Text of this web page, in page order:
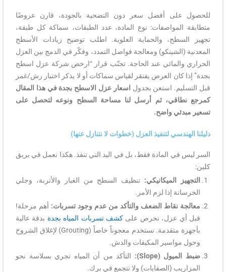
للحصول على أفضل سعر دون التضحية بالجودة، قارن عروضًا
متطابقة المواصفات: نوع المادة، عدد الطبقات، سماكة كل طبقة،
تجهيز السطح، والحماية العلوية. اطلب توضيح زيادات الأسطح
المعدنية (الشينكو) ومعالجة فواصل التمدد، وفكّر في الدمج بين العزل
الحراري والمائي عند الحاجة. تجنّب قرار “ارخص شركة عزل اسطح
بجدة” إذا كان العرض يفتقر لقياس سماكات أو لا يذكر اختبار رش/غمر
قبل التسليم. استعن بجدول
اسعار عزل الاسطح بجدة في هذا المقال
كمرجع نطاقي، ثم أرسل لنا مساحة السطح ونوعه لتحصل على
تسعير مبدئي واضح.
دليلنا الهندسي لتنفيذ العزل (خطوات لا نتنازل عنها)
السر ليس في المادة فقط، بل في اليد التي تنفذ. هكذا نعمل في بريق
كلين:
التجهيز الميكانيكي: تنظيف السطح من الغبار والأتربة، وجلي
الخرسانة إذا لزم الأمر.
معالجة نقاط الضعف والتأكد من عدم وجود تسربات: أهم مرحلة!
قبل أي عزل، نحرص على كشف تسربات المياه بجدة بدقة عالية
بأجهزة متقدمة. نستخدم معجوناً خاصاً (Grouting) لإغلاق الشروخ
وحول مواسير المكيفات والدش.
ضبط الميول (Slope):
التأكد من أن المياه تجري بسلاسة نحو
المزاريب (الصفايات) ولا تتجمع في برك.